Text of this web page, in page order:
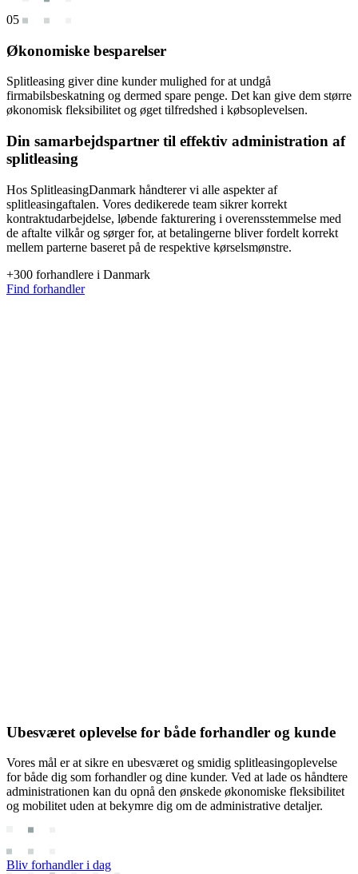
05
Økonomiske besparelser
Splitleasing giver dine kunder mulighed for at undgå
firmabilsbeskatning og dermed spare penge. Det kan give dem større
økonomisk fleksibilitet og øget tilfredshed i købsoplevelsen.
Din samarbejdspartner til effektiv administration af
splitleasing
Hos SplitleasingDanmark håndterer vi alle aspekter af
splitleasingaftalen. Vores dedikerede team sikrer korrekt
kontraktudarbejdelse, løbende fakturering i overensstemmelse med
de aftalte vilkår og sørger for, at betalingerne bliver fordelt korrekt
mellem parterne baseret på de respektive kørselsmønstre.
+300 forhandlere i Danmark
Find forhandler
Ubesværet oplevelse for både forhandler og kunde
Vores mål er at sikre en ubesværet og smidig splitleasingoplevelse
for både dig som forhandler og dine kunder. Ved at lade os håndtere
administrationen kan du opnå den ønskede økonomiske fleksibilitet
og mobilitet uden at bekymre dig om de administrative detaljer.
Bliv forhandler i dag